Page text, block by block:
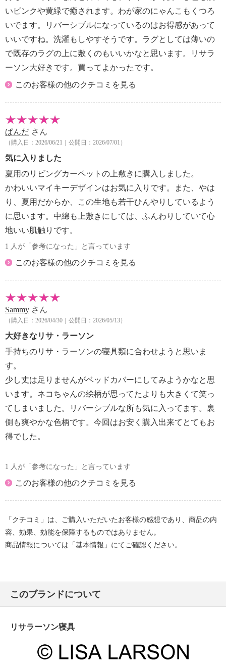
いピンクや黄緑で癒されます。わが家のにゃんこもくつろ
いでます。リバーシブルになっているのはお得感があって
いいですね。洗濯もしやすそうです。ラグとしては薄いの
で既存のラグの上に敷くのもいいかなと思います。リサラ
ーソン大好きです。買ってよかったです。
このお客様の他のクチコミを見る
ぱんだ さん
（購入日：2026/06/21｜公開日：2026/07/01）
気に入りました
夏用のリビングカーペットの上敷きに購入しました。
かわいいマイキーデザインはお気に入りです。また、やは
り、夏用だからか、この生地も若干ひんやりしているよう
に思います。中綿も上敷きにしては、ふんわりしていて心
地いい肌触りです。
1 人が「参考になった」と言っています
このお客様の他のクチコミを見る
Sammy さん
（購入日：2026/04/30｜公開日：2026/05/13）
大好きなリサ・ラーソン
手持ちのリサ・ラーソンの寝具類に合わせようと思いま
す。
少し丈は足りませんがベッドカバーにしてみようかなと思
います。ネコちゃんの絵柄が思ってたよりも大きくて笑っ
てしまいました。リバーシブルな所も気に入ってます。裏
側も爽やかな色柄です。今回はお安く購入出来てとてもお
得でした。
1 人が「参考になった」と言っています
このお客様の他のクチコミを見る
「クチコミ」は、ご購入いただいたお客様の感想であり、商品の内
容、効果、効能を保障するものではありません。
商品情報については「基本情報」にてご確認ください。
このブランドについて
リサラーソン寝具